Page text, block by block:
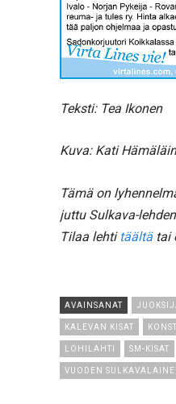
Teksti: Tea Ikonen
Kuva: Kati
Tämä on
juttu Sulkava-
Tilaa lehti täältätai
AVAINSANAT
KALEVAN KISAT
LOHILAHTI SM-KISAT
VUODEN